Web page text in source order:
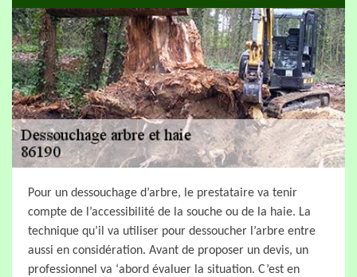
Pour un dessouchage d’arbre, le prestataire va tenir
compte de l’accessibilité de la souche ou de la haie. La
technique qu’il va utiliser pour dessoucher l’arbre entre
aussi en considération. Avant de proposer un devis, un
professionnel va ‘abord évaluer la situation. C’est en